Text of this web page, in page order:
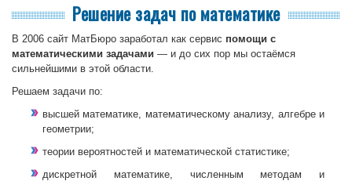
Решение задач по математике
В 2006 сайт МатБюро заработал как сервис помощи с
математическими задачами — и до сих пор мы остаёмся
сильнейшими в этой области.
Решаем задачи по:
высшей математике, математическому анализу, алгебре и
геометрии;
теории вероятностей и математической статистике;
дискретной математике, численным методам и